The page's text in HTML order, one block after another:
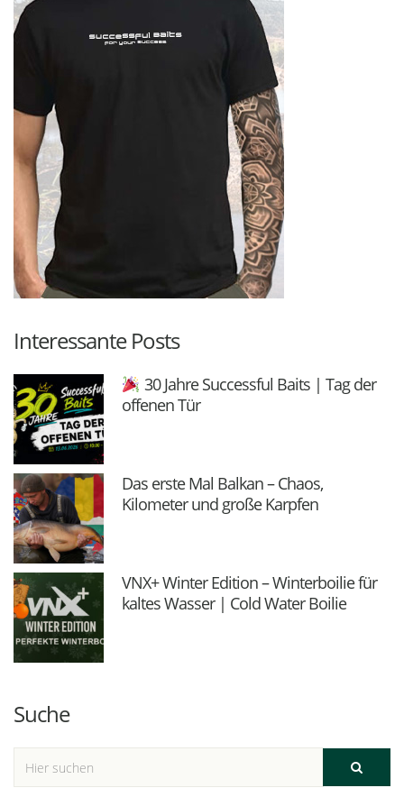
Interessante Posts
30 Jahre Successful Baits | Tag der
offenen Tür
Das erste Mal Balkan – Chaos,
Kilometer und große Karpfen
VNX+ Winter Edition – Winterboilie für
kaltes Wasser | Cold Water Boilie
Suche